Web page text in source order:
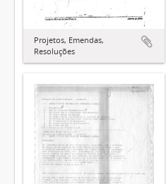
Projetos, Emendas,
Resoluções